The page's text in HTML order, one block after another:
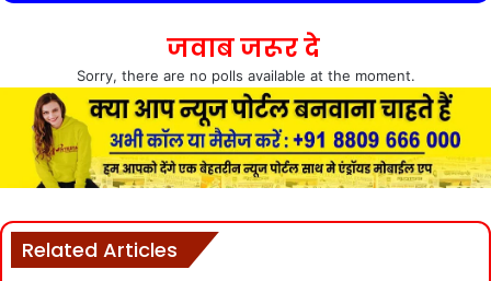
जवाब जरूर दे
Sorry, there are no polls available at the moment.
Related Articles